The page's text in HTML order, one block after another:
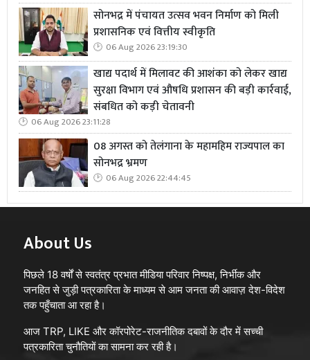
सोनभद्र में पंचायत उत्सव भवन निर्माण को मिली
प्रशासनिक एवं वित्तीय स्वीकृति
06 Aug 2026 23:19:30
खाद्य पदार्थ में मिलावट की आशंका को लेकर खाद्य
सुरक्षा विभाग एवं औषधि प्रशासन की बड़ी कार्रवाई,
संबधित को कड़ी चेतावनी
06 Aug 2026 23:11:28
08 अगस्त को तेलंगाना के महामहिम राज्यपाल का
सोनभद्र भ्रमण
06 Aug 2026 22:44:45
About Us
पिछले 18 वर्षों से स्वतंत्र प्रभात मीडिया परिवार निष्पक्ष, निर्भीक और
जनहित से जुड़ी पत्रकारिता के माध्यम से आम जनता की आवाज़ देश-विदेश
तक पहुँचाता आ रहा है।
आज TRP, LIKE और कॉरपोरेट-राजनीतिक दबावों के दौर में सच्ची
पत्रकारिता चुनौतियों का सामना कर रही है।